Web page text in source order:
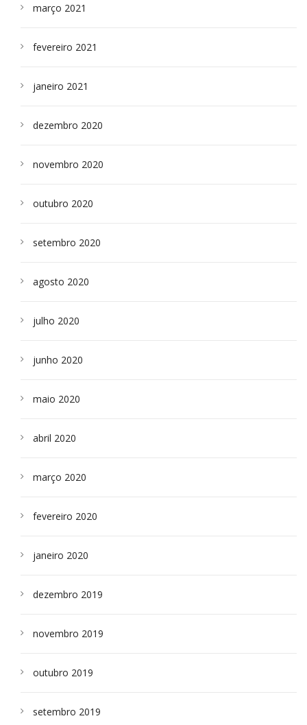
março 2021
fevereiro 2021
janeiro 2021
dezembro 2020
novembro 2020
outubro 2020
setembro 2020
agosto 2020
julho 2020
junho 2020
maio 2020
abril 2020
março 2020
fevereiro 2020
janeiro 2020
dezembro 2019
novembro 2019
outubro 2019
setembro 2019